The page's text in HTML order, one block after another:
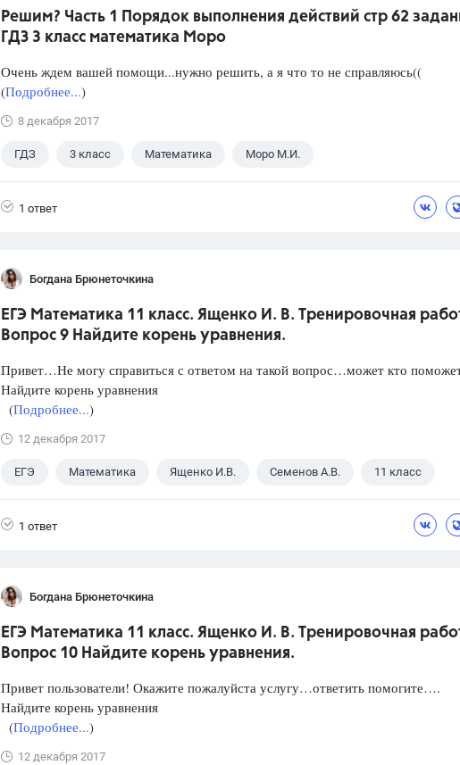
Решим? Часть 1 Порядок выполнения действий стр 62
ГДЗ 3 класс математика Моро
Очень ждем вашей помощи...нужно решить, а я что то не справляюсь((
(Подробнее...)
8 декабря 2017
ГДЗ 3 класс Математика Моро М.И.
1 ответ
Богдана Брюнеточкина
ЕГЭ Математика 11 класс. Ященко И. В. Тренировочная
Вопрос 9 Найдите корень уравнения.
Привет…Не могу справиться с ответом на такой вопрос…может кто
Найдите корень уравнения
(Подробнее...)
12 декабря 2017
ЕГЭ Математика Ященко И.В. Семенов А.В. 11 класс
1 ответ
Богдана Брюнеточкина
ЕГЭ Математика 11 класс. Ященко И. В. Тренировочная
Вопрос 10 Найдите корень уравнения.
Привет пользователи! Окажите пожалуйста услугу…ответить помогите….
Найдите корень уравнения
(Подробнее...)
12 декабря 2017